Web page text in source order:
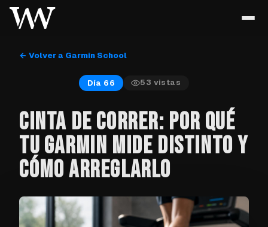
← Volver a Garmin School
Día 66 53 vistas
CINTA DE CORRER: POR QUÉ
TU GARMIN MIDE DISTINTO Y
CÓMO ARREGLARLO